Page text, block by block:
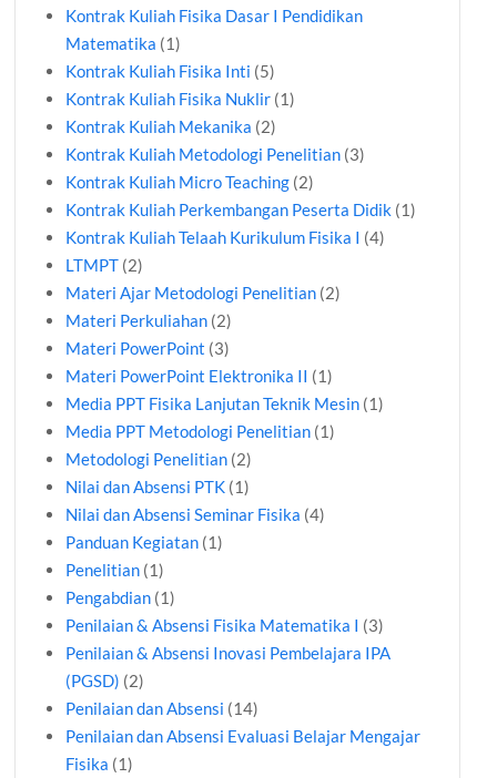
Kontrak Kuliah Fisika Dasar I Pendidikan
Matematika (1)
Kontrak Kuliah Fisika Inti (5)
Kontrak Kuliah Fisika Nuklir (1)
Kontrak Kuliah Mekanika (2)
Kontrak Kuliah Metodologi Penelitian (3)
Kontrak Kuliah Micro Teaching (2)
Kontrak Kuliah Perkembangan Peserta Didik (1)
Kontrak Kuliah Telaah Kurikulum Fisika I (4)
LTMPT (2)
Materi Ajar Metodologi Penelitian (2)
Materi Perkuliahan (2)
Materi PowerPoint (3)
Materi PowerPoint Elektronika II (1)
Media PPT Fisika Lanjutan Teknik Mesin (1)
Media PPT Metodologi Penelitian (1)
Metodologi Penelitian (2)
Nilai dan Absensi PTK (1)
Nilai dan Absensi Seminar Fisika (4)
Panduan Kegiatan (1)
Penelitian (1)
Pengabdian (1)
Penilaian & Absensi Fisika Matematika I (3)
Penilaian & Absensi Inovasi Pembelajara IPA
(PGSD) (2)
Penilaian dan Absensi (14)
Penilaian dan Absensi Evaluasi Belajar Mengajar
Fisika (1)